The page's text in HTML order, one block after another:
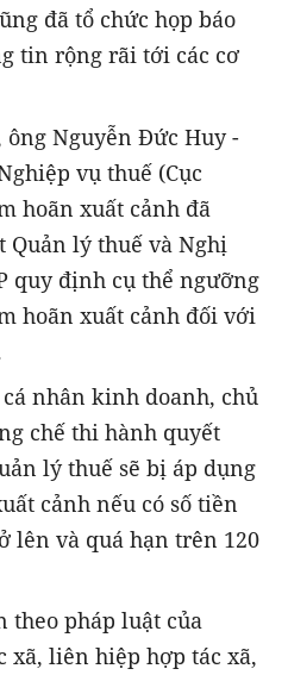
đã tổ chức họp báo
tin rộng rãi tới các cơ
Nguyễn Đức Huy -
vụ thuế (Cục
hoãn xuất cảnh đã
lý thuế và Nghị
quy định cụ thể ngưỡng
hoãn xuất cảnh đối với
nhân kinh doanh, chủ
chế thi hành quyết
lý thuế sẽ bị áp dụng
cảnh nếu có số tiền
lên và quá hạn trên 120
pháp luật của
xã, liên hiệp hợp tác xã,